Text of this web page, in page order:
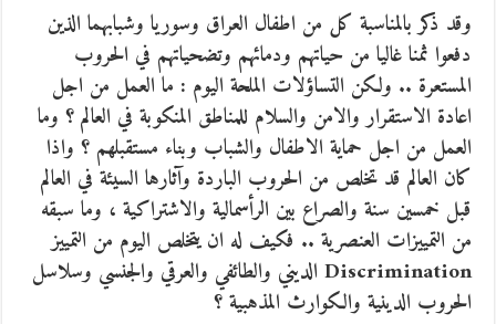
وقد ذكر بالمناسبة كل من اطفال العراق وسوريا وشبابهما الذين
دفعوا ثمنا غاليا من حياتهم ودمائهم وتضحياتهم في الحروب
المستعرة .. ولكن التساؤلات الملحة اليوم : ما العمل من اجل
اعادة الاستقرار والامن والسلام للمناطق المنكوبة في العالم ؟ وما
العمل من اجل حماية الاطفال والشباب وبناء مستقبلهم ؟ واذا
كان العالم قد تخلص من الحروب الباردة وآثارها السيئة في العالم
قبل خمسين سنة والصراع بين الرأسمالية والاشتراكية ، وما سبقه
من التمييزات العنصرية .. فكيف له ان يتخلص اليوم من التمييز
Discrimination الديني والطائفي والعرقي والجنسي وسلاسل
الحروب الدينية والكوارث المذهبية ؟